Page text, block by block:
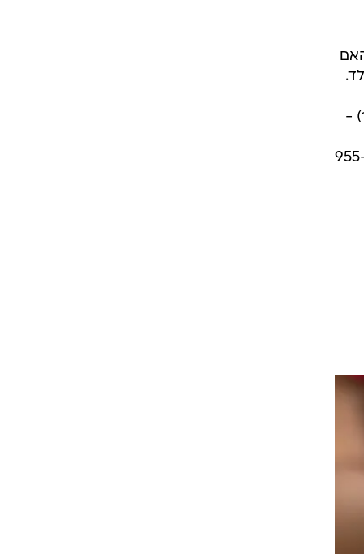
-
ממיליארד שקל, במסלול הבינוני מנוהלים כ-547 מיליון שקל ובמסלול הסיכון המוגבר מנוהלים כ-955